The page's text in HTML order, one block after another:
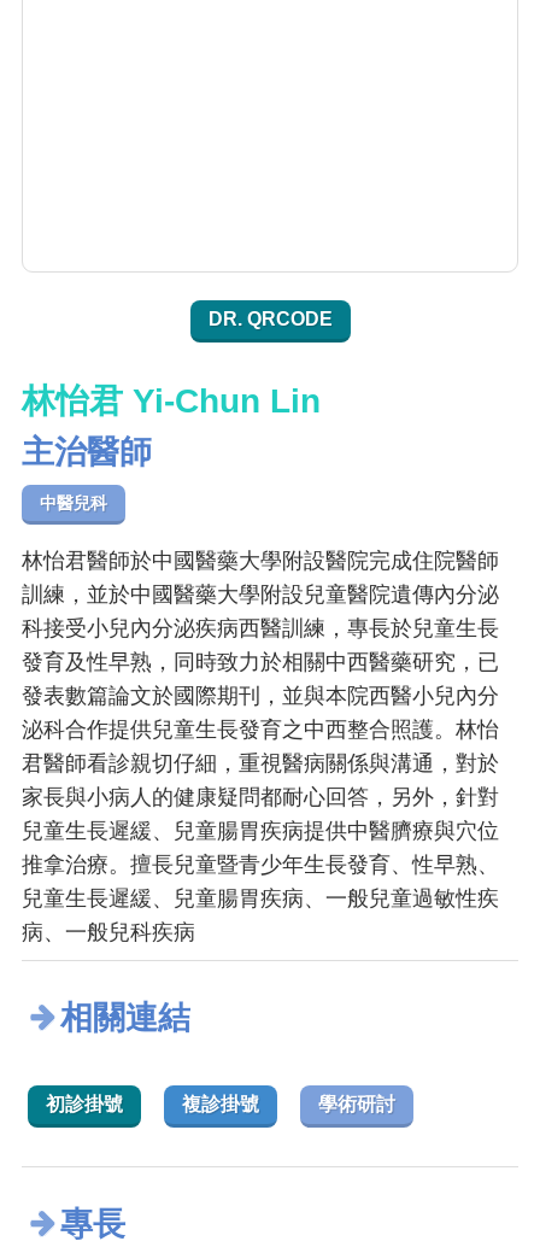
DR. QRCODE
林怡君 Yi-Chun Lin
主治醫師
中醫兒科
林怡君醫師於中國醫藥大學附設醫院完成住院醫師
訓練，並於中國醫藥大學附設兒童醫院遺傳內分泌
科接受小兒內分泌疾病西醫訓練，專長於兒童生長
發育及性早熟，同時致力於相關中西醫藥研究，已
發表數篇論文於國際期刊，並與本院西醫小兒內分
泌科合作提供兒童生長發育之中西整合照護。林怡
君醫師看診親切仔細，重視醫病關係與溝通，對於
家長與小病人的健康疑問都耐心回答，另外，針對
兒童生長遲緩、兒童腸胃疾病提供中醫臍療與穴位
推拿治療。擅長兒童暨青少年生長發育、性早熟、
兒童生長遲緩、兒童腸胃疾病、一般兒童過敏性疾
病、一般兒科疾病
相關連結
初診掛號 複診掛號 學術研討
專長